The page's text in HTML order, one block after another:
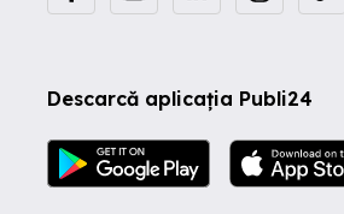
Descarcă aplicația Publi24